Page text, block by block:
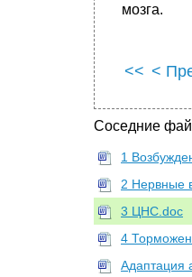
мозга.
<< <
Соседние
1
2 Нервные
3 ЦНС.doc
4
Адаптация